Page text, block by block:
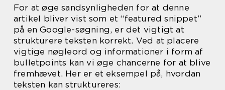
For at øge sandsynligheden for at denne
artikel bliver vist som et “featured snippet”
på en Google-søgning, er det vigtigt at
strukturere teksten korrekt. Ved at placere
vigtige nøgleord og informationer i form af
bulletpoints kan vi øge chancerne for at blive
fremhævet. Her er et eksempel på, hvordan
teksten kan struktureres: